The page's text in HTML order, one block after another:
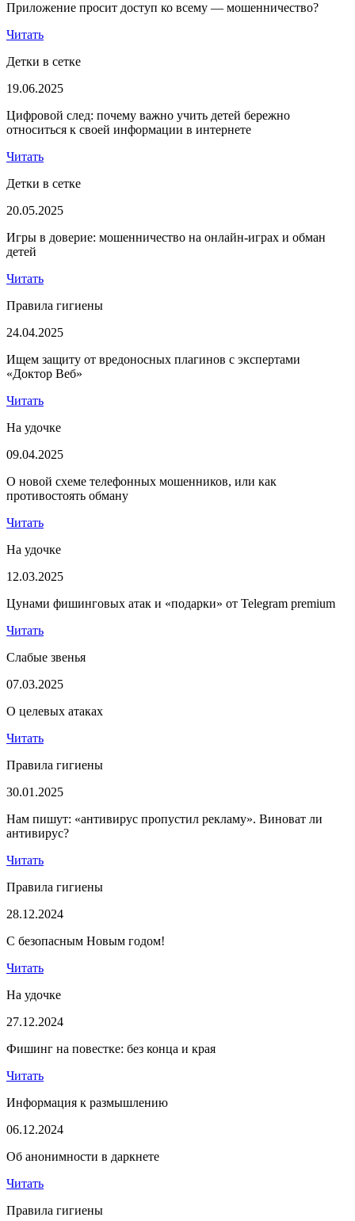
Приложение просит доступ ко всему — мошенничество?
Читать
Детки в сетке
19.06.2025
Цифровой след: почему важно учить детей бережно
относиться к своей информации в интернете
Читать
Детки в сетке
20.05.2025
Игры в доверие: мошенничество на онлайн-играх и обман
детей
Читать
Правила гигиены
24.04.2025
Ищем защиту от вредоносных плагинов с экспертами
«Доктор Веб»
Читать
На удочке
09.04.2025
О новой схеме телефонных мошенников, или как
противостоять обману
Читать
На удочке
12.03.2025
Цунами фишинговых атак и «подарки» от Telegram premium
Читать
Слабые звенья
07.03.2025
О целевых атаках
Читать
Правила гигиены
30.01.2025
Нам пишут: «антивирус пропустил рекламу». Виноват ли
антивирус?
Читать
Правила гигиены
28.12.2024
С безопасным Новым годом!
Читать
На удочке
27.12.2024
Фишинг на повестке: без конца и края
Читать
Информация к размышлению
06.12.2024
Об анонимности в даркнете
Читать
Правила гигиены